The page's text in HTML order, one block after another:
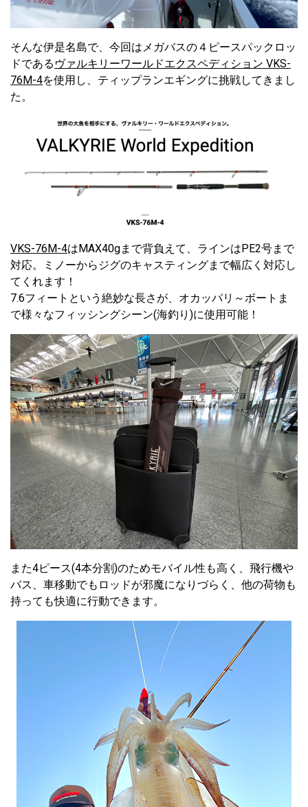
そんな伊是名島で、今回はメガバスの４ピースパックロッ
ドである ヴァルキリーワールドエクスペディション VKS-
76M-4を使用し、ティップランエギングに挑戦してきまし
た。
VKS-76M-4はMAX40gまで背負えて、ラインはPE2号まで
対応。ミノーからジグのキャスティングまで幅広く対応し
てくれます！
7.6フィートという絶妙な長さが、オカッパリ～ボートま
で様々なフィッシングシーン(海釣り)に使用可能！
また4ピース(4本分割)のためモバイル性も高く、飛行機や
バス、車移動でもロッドが邪魔になりづらく、他の荷物も
持っても快適に行動できます。